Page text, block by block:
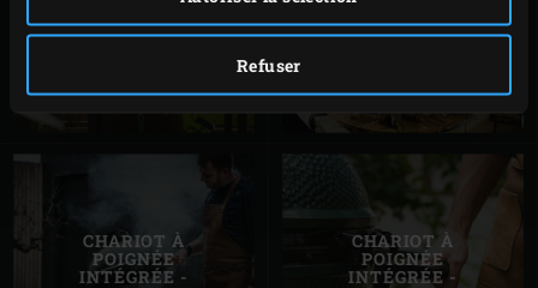
Refuser
BLOC
MODULAIRE
CHARIOT À
MEDIUM
CHARIOT À
POIGNÉE
INTÉGRÉE -
CHARIOT À
POIGNÉE
INTÉGRÉE -